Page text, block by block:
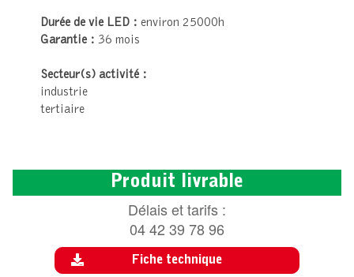
Durée de vie LED : environ 25000h
Garantie : 36 mois
Secteur(s) activité :
industrie
tertiaire
Produit livrable
Délais et tarifs :
04 42 39 78 96
Fiche technique